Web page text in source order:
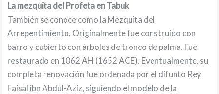
La mezquita del Profeta en Tabuk
También se conoce como la Mezquita del
Arrepentimiento. Originalmente fue construido con
barro y cubierto con árboles de tronco de palma. Fue
restaurado en 1062 AH (1652 ACE). Eventualmente, su
completa renovación fue ordenada por el difunto Rey
Faisal ibn Abdul-Aziz, siguiendo el modelo de la